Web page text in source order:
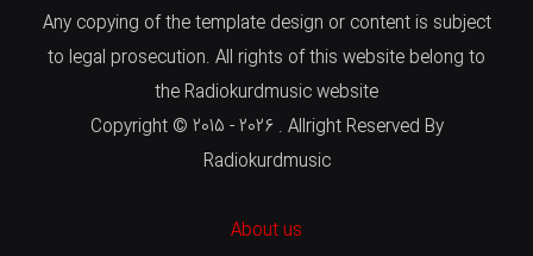
Any copying of the template design or content is subject
to legal prosecution. All rights of this website belong to
the Radiokurdmusic website
Copyright © 2015 - 2026 . Allright Reserved By
Radiokurdmusic
About us